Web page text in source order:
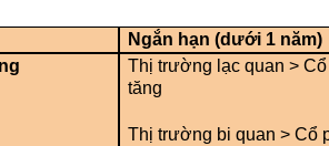
Ngắn hạn (dưới 1 năm)
Thị trường lạc quan >
tăng
Thị trường bi quan > Cổ